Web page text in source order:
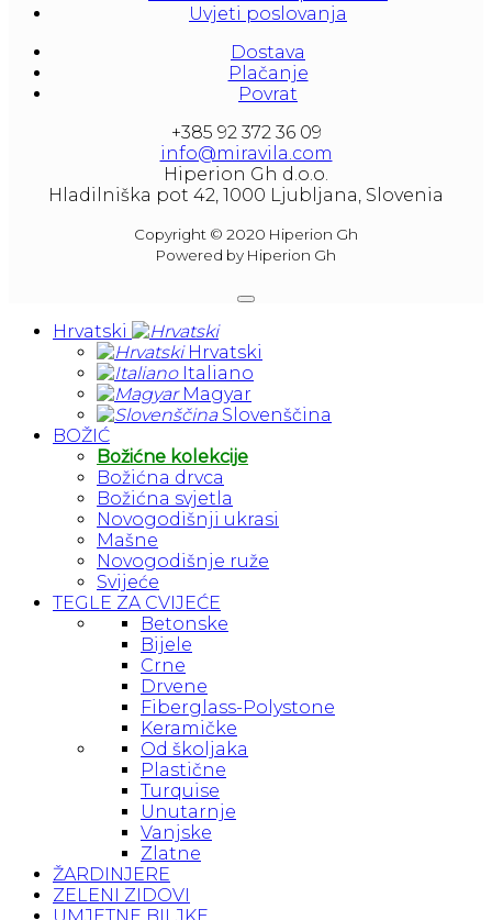
Uvjeti poslovanja
Dostava
Plačanje
Povrat
+385 92 372 36 09
info@miravila.com
Hiperion Gh d.o.o.
Hladilniška pot 42, 1000 Ljubljana, Slovenia
Copyright © 2020 Hiperion Gh
Powered by Hiperion Gh
Hrvatski
Hrvatski
Italiano
Magyar
Slovenščina
BOŽIĆ
Božićne kolekcije
Božićna drvca
Božićna svjetla
Novogodišnji ukrasi
Mašne
Novogodišnje ruže
Svijeće
TEGLE ZA CVIJEĆE
Betonske
Bijele
Crne
Drvene
Fiberglass-Polystone
Keramičke
Od školjaka
Plastične
Turquise
Unutarnje
Vanjske
Zlatne
ŽARDINJERE
ZELENI ZIDOVI